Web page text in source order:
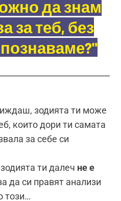
да знам
за теб, без
зодията ти може
които дори ти самата
за себе си
ти далеч не е
да си правят анализи
този…